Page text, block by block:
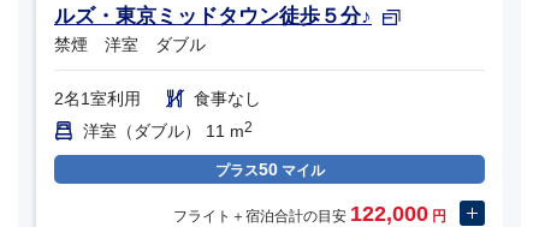
ルズ・東京ミッドタウン徒歩５分♪
禁煙 洋室 ダブル
2名1室利用
食事なし
洋室（ダブル） 11 m2
プラス50マイル
フライト＋宿泊合計の目安 122,000 円